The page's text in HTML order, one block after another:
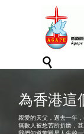

為香港這
親愛的天父，過去一年
無數人被愁苦所折磨，